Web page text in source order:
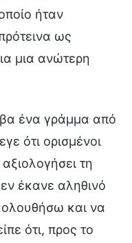
ήταν
ως
μια ανώτερη
ένα γράμμα από
ότι ορισμένοι
τη
έκανε αληθινό
και να
ότι, προς το